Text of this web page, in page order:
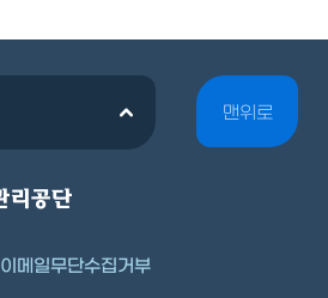
이메일무단수집거부
맨위로